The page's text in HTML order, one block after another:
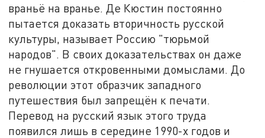
враньё на вранье. Де Кюстин постоянно
пытается доказать вторичность русской
культуры, называет Россию "тюрьмой
народов". В своих доказательствах он даже
не гнушается откровенными домыслами. До
революции этот образчик западного
путешествия был запрещён к печати.
Перевод на русский язык этого труда
появился лишь в середине 1990-х годов и